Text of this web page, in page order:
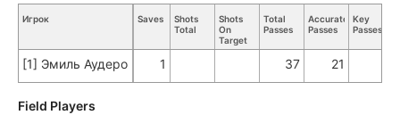
Игрок Saves
Shots
Total
Shots
On
Target
Total
Passes
Accurate
Passes
Key
Passes
[1] Эмиль Аудеро 1 37 21
Field Players